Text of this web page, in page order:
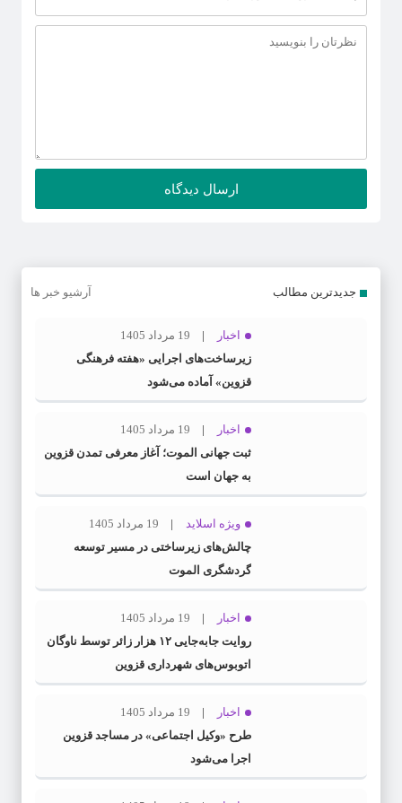
جدیدترین مطالب آرشیو خبر ها
اخبار
19 مرداد 1405
زیرساخت‌های اجرایی «هفته فرهنگی
قزوین» آماده می‌شود
اخبار
19 مرداد 1405
ثبت جهانی الموت؛ آغاز معرفی تمدن قزوین
به جهان است
ویژه اسلاید
19 مرداد 1405
چالش‌های زیرساختی در مسیر توسعه
گردشگری الموت
اخبار
19 مرداد 1405
روایت جابه‌جایی ۱۲ هزار زائر توسط ناوگان
اتوبوس‌های شهرداری قزوین
اخبار
19 مرداد 1405
طرح «وکیل اجتماعی» در مساجد قزوین
اجرا می‌شود